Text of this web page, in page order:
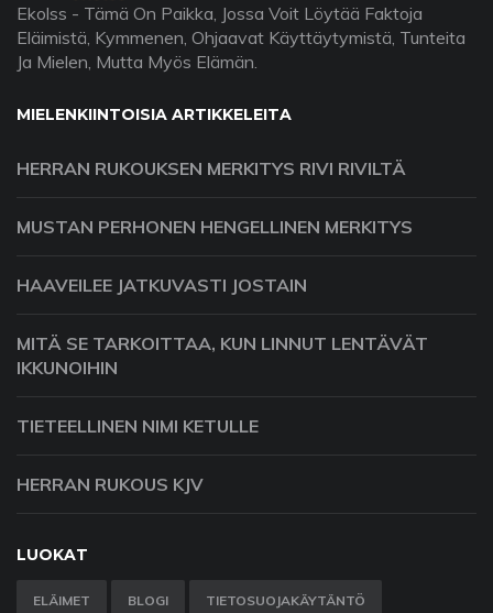
Ekolss - Tämä On Paikka, Jossa Voit Löytää Faktoja
Eläimistä, Kymmenen, Ohjaavat Käyttäytymistä, Tunteita
Ja Mielen, Mutta Myös Elämän.
MIELENKIINTOISIA ARTIKKELEITA
HERRAN RUKOUKSEN MERKITYS RIVI RIVILTÄ
MUSTAN PERHONEN HENGELLINEN MERKITYS
HAAVEILEE JATKUVASTI JOSTAIN
MITÄ SE TARKOITTAA, KUN LINNUT LENTÄVÄT
IKKUNOIHIN
TIETEELLINEN NIMI KETULLE
HERRAN RUKOUS KJV
LUOKAT
ELÄIMET BLOGI TIETOSUOJAKÄYTÄNTÖ